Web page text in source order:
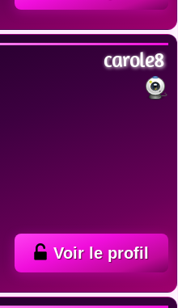
carole8
Voir le profil